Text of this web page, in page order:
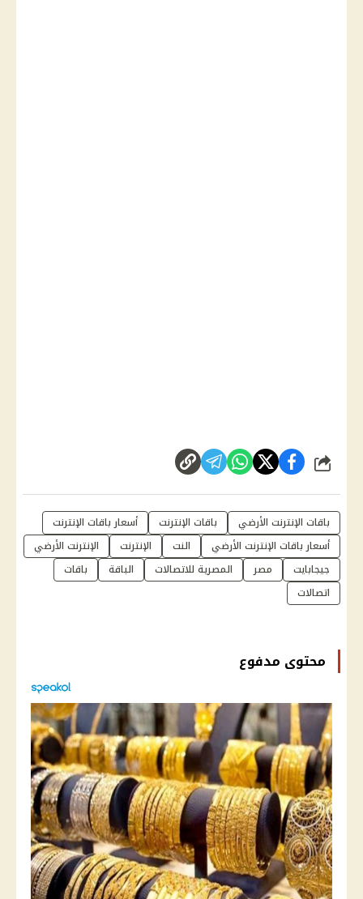
شارك
باقات الإنترنت الأرضي باقات الإنترنت
أسعار باقات الإنترنت
أسعار باقات الإنترنت الأرضي
النت الإنترنت
الإنترنت الأرضي
جيجابايت
مصر المصرية للاتصالات الباقة
باقات
اتصالات
محتوى مدفوع